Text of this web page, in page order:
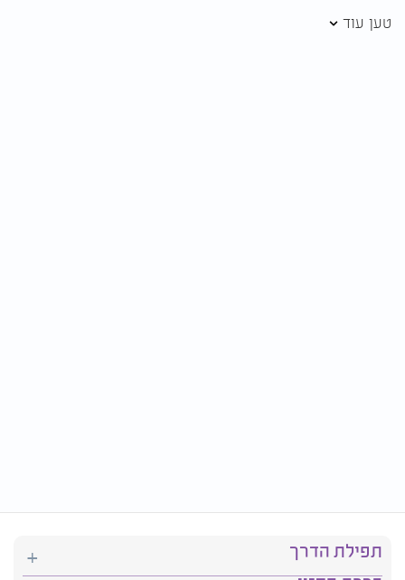
טען עוד
תפילת הדרך